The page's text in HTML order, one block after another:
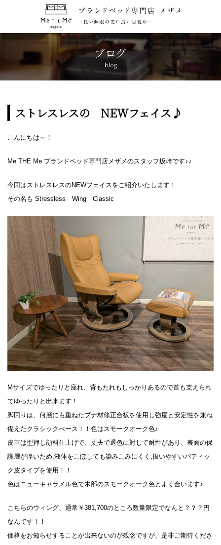
ブログ
blog
ストレスレスの NEWフェイス♪
こんにちは～！
Me THE Me ブランドベッド専門店メザメのスタッフ坂崎です♪♪
今回はストレスレスのNEWフェイスをご紹介いたします！
その名も Stressless Wing Classic
Mサイズでゆったりと座れ、背もたれもしっかりあるので首も支えられ
てゆったりと出来ます！
脚回りは、何層にも重ねたブナ材修正合板を使用し強度と安定性を兼ね
備えたクラシックべース！！色はスモークオーク色♪
皮革は型押し顔料仕上げで、丈夫で退色に対して耐性があり、表面の保
護層が厚いため,液体をこぼしても染みこみにくく,扱いやすいバティッ
ク皮タイプを使用！！
色はニューキャラメル色で木部のスモークオーク色とよく合います♪
こちらのウィング、通常￥381,700のところ数量限定でなんと？？？円
なんです！！
価格をお知らせすることが出来ないのが残念ですが、是非ご期待くださ
トップページ TOP
CONCEPT
アクセス
キャンペーン CAMPAIGN
ブログ
おしらせ NEWS